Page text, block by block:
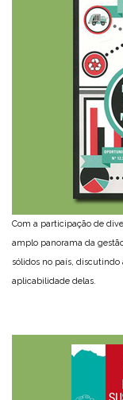
Com a participação de
amplo panorama da
sólidos no país,
aplicabilidade delas.